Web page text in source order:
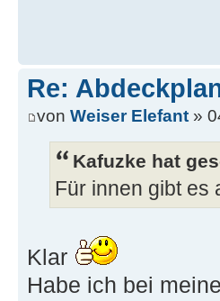
Re:
von Weiser Elefant »
Kafuzke hat
Für innen gibt es
Klar
Habe ich bei